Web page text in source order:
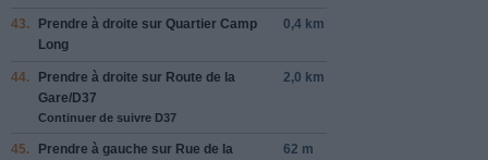
43. Prendre à droite sur Quartier Camp
Long
0,4 km
44. Prendre à droite sur Route de la
Gare/D37
Continuer de suivre D37
2,0 km
45. Prendre à gauche sur Rue de la
62 m